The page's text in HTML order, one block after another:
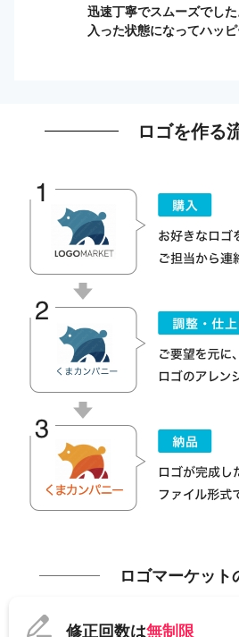
迅速丁寧でスムーズでし
入った状態になってハッピ
ロゴを作る
ロゴマーケット
修正回数は無制限